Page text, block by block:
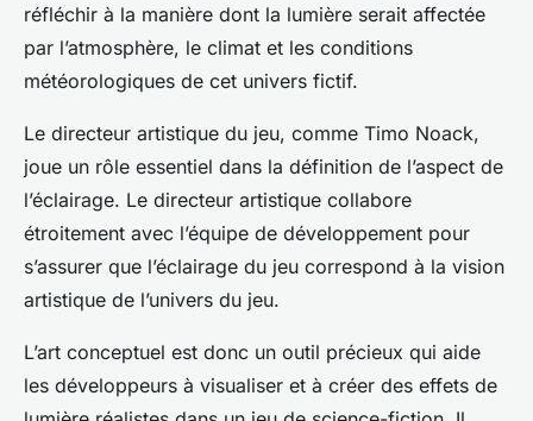
réfléchir à la manière dont la lumière serait affectée
par l’atmosphère, le climat et les conditions
météorologiques de cet univers fictif.
Le directeur artistique du jeu, comme Timo Noack,
joue un rôle essentiel dans la définition de l’aspect de
l’éclairage. Le directeur artistique collabore
étroitement avec l’équipe de développement pour
s’assurer que l’éclairage du jeu correspond à la vision
artistique de l’univers du jeu.
L’art conceptuel est donc un outil précieux qui aide
les développeurs à visualiser et à créer des effets de